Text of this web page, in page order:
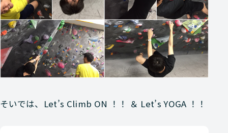
そいでは、 Let’s Climb ON ！！ ＆ Let’s YOGA ！！